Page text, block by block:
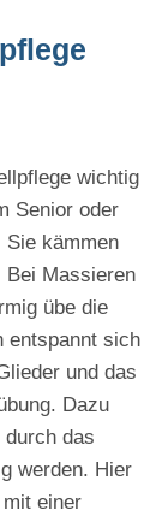
wichtig
Senior oder
Sie kämmen
Bei Massieren
übe die
entspannt sich
und das
Dazu
das
werden. Hier
einer